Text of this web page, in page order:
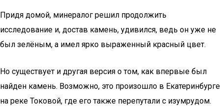
Придя домой, минералог решил продолжить
исследование и, достав камень, удивился, ведь он уже не
был зелёным, а имел ярко выраженный красный цвет.
Но существует и другая версия о том, как впервые был
найден камень. Возможно, это произошло в Екатеринбурге
на реке Токовой, где его также перепутали с изумрудом.